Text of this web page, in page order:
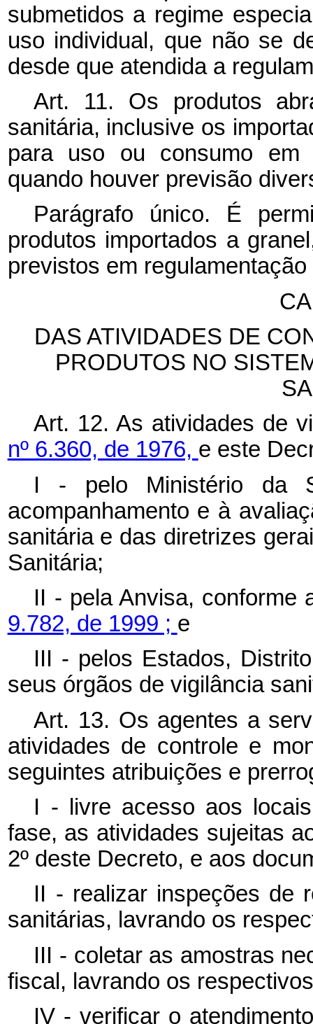
submetidos a regime
uso individual, que não se
desde que atendida a
Art. 11. Os produtos
sanitária, inclusive os
para uso ou consumo em
quando houver previsão
Parágrafo único. É
produtos importados a
previstos em
DAS ATIVIDADES DE
PRODUTOS NO
Art. 12. As atividades de
nº 6.360, de 1976, e este
I - pelo Ministério da
acompanhamento e à
sanitária e das diretrizes
Sanitária;
II - pela Anvisa, conforme
9.782, de 1999 ; e
III - pelos Estados,
seus órgãos de vigilância
Art. 13. Os agentes a
atividades de controle e
seguintes atribuições e
I - livre acesso aos
fase, as atividades sujeitas
2º deste Decreto, e aos
II - realizar inspeções de
sanitárias, lavrando os
III - coletar as amostras
fiscal, lavrando os
IV - verificar o